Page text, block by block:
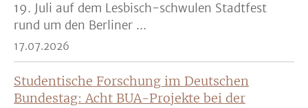
19. Juli auf dem Lesbisch-schwulen Stadtfest
rund um den Berliner ...
17.07.2026
Studentische Forschung im Deutschen
Bundestag: Acht BUA-Projekte bei der